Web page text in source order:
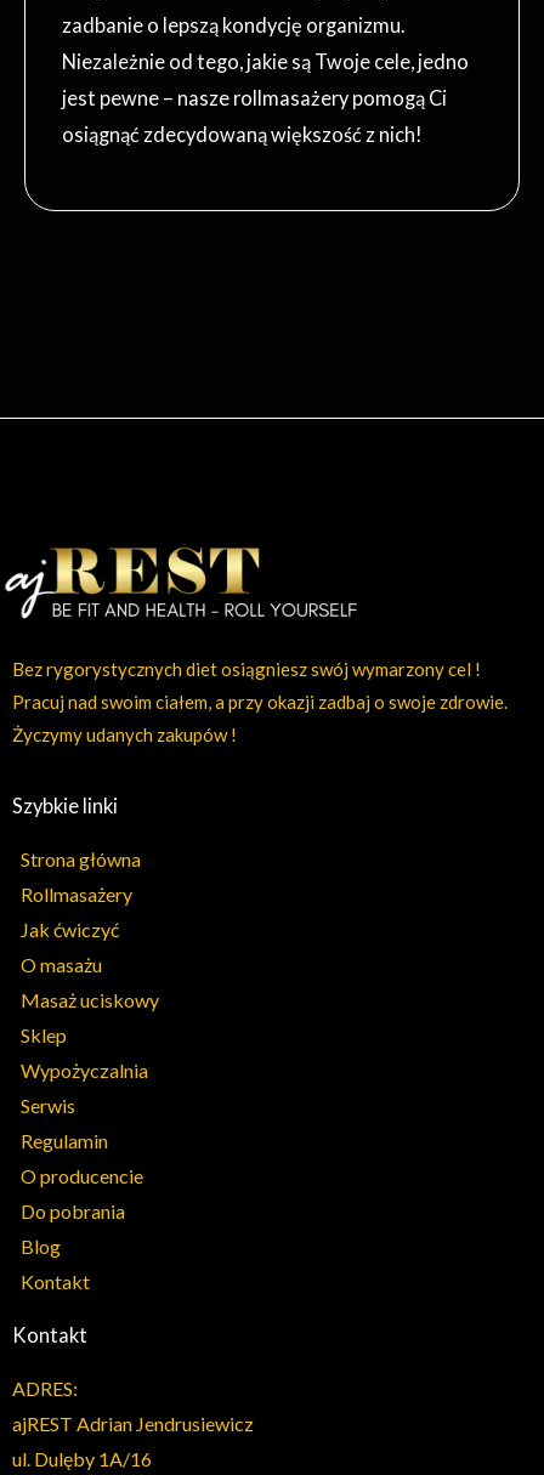
zadbanie o lepszą kondycję organizmu.
Niezależnie od tego, jakie są Twoje cele, jedno
jest pewne – nasze rollmasażery pomogą Ci
osiągnąć zdecydowaną większość z nich!
Bez rygorystycznych diet osiągniesz swój wymarzony cel !
Pracuj nad swoim ciałem, a przy okazji zadbaj o swoje zdrowie.
Życzymy udanych zakupów !
Szybkie linki
Strona główna
Rollmasażery
Jak ćwiczyć
O masażu
Masaż uciskowy
Sklep
Wypożyczalnia
Serwis
Regulamin
O producencie
Do pobrania
Blog
Kontakt
Kontakt
ADRES:
ajREST Adrian Jendrusiewicz
ul. Dulęby 1A/16